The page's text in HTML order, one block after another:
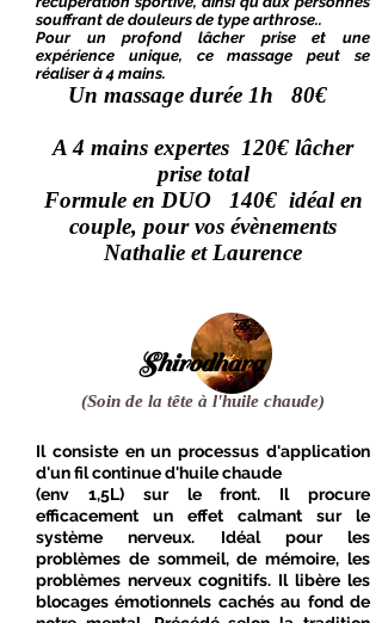
souffrant de douleurs de type arthrose..
Pour un profond lâcher prise et une
expérience unique, ce massage peut se
réaliser à 4 mains.
Un massage durée 1h 80€
A 4 mains expertes 120€ lâcher
prise total
Formule en DUO 140€ idéal en
couple, pour vos évènements
Nathalie et Laurence
Shirodhara
(Soin de la tête à l'huile chaude)
Il consiste en un processus d'application
d'un fil continue d'huile chaude
(env 1,5L) sur le front. Il procure
efficacement un effet calmant sur le
système nerveux. Idéal pour les
problèmes de sommeil, de mémoire, les
problèmes nerveux cognitifs. Il libère les
blocages émotionnels cachés au fond de